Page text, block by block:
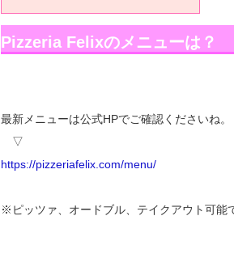
Pizzeria Felixのメニューは？
最新メニューは公式HPでご確認くださいね。
▽
https://pizzeriafelix.com/menu/
※ピッツァ、オードブル、テイクアウト可能